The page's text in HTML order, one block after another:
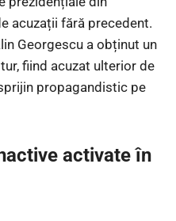
acuzații fără precedent.
Georgescu a obținut un
fiind acuzat ulterior de
propagandistic pe
activate în